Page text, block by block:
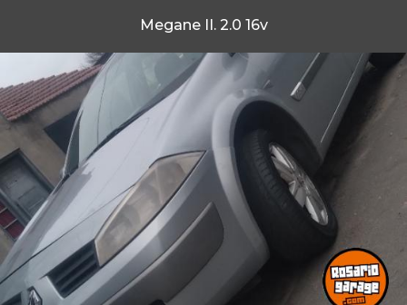
Megane II. 2.0 16v